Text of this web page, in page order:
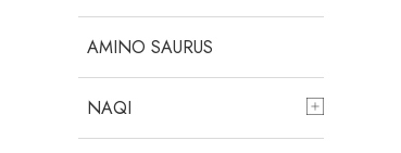
AMINO SAURUS
NAQI